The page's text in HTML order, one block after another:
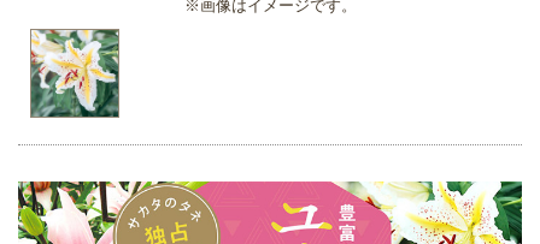
※画像はイメージです。